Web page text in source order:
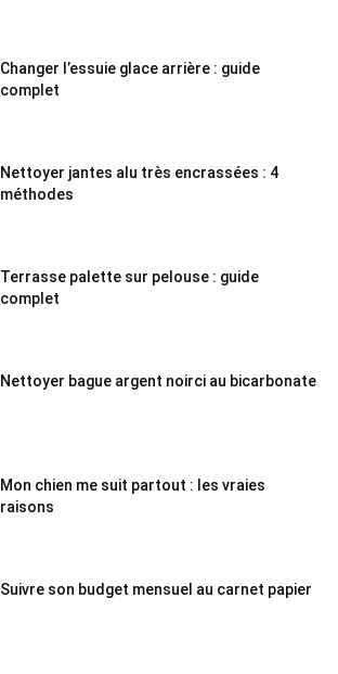
Changer l’essuie glace arrière : guide
complet
Nettoyer jantes alu très encrassées : 4
méthodes
Terrasse palette sur pelouse : guide
complet
Nettoyer bague argent noirci au bicarbonate
Mon chien me suit partout : les vraies
raisons
Suivre son budget mensuel au carnet papier